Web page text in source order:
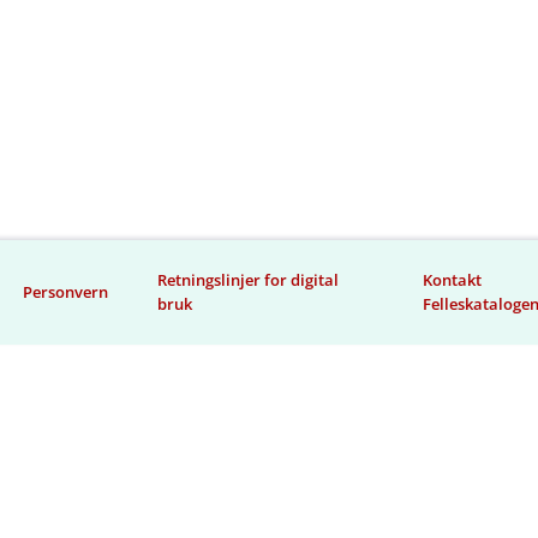
Personvern
Retningslinjer for digital
bruk
Kontakt
Felleskatalogen